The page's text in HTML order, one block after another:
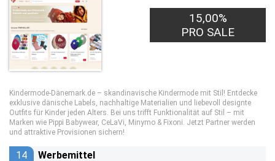
15,00%
PRO SALE
Kindermode-Dänemark.de – skandinavische Kindermode mit Stil! Entdecke
exklusive dänische Labels, nachhaltige Materialien und liebevoll designte
Outfits für Kinder jeden Alters. Bei uns trifft Funktionalität auf Stil – mit
Marken wie Pippi Babywear, CeLaVi, Minymo & Fixoni. Jetzt Partner werden
und attraktive Provisionen sichern!
14 Werbemittel